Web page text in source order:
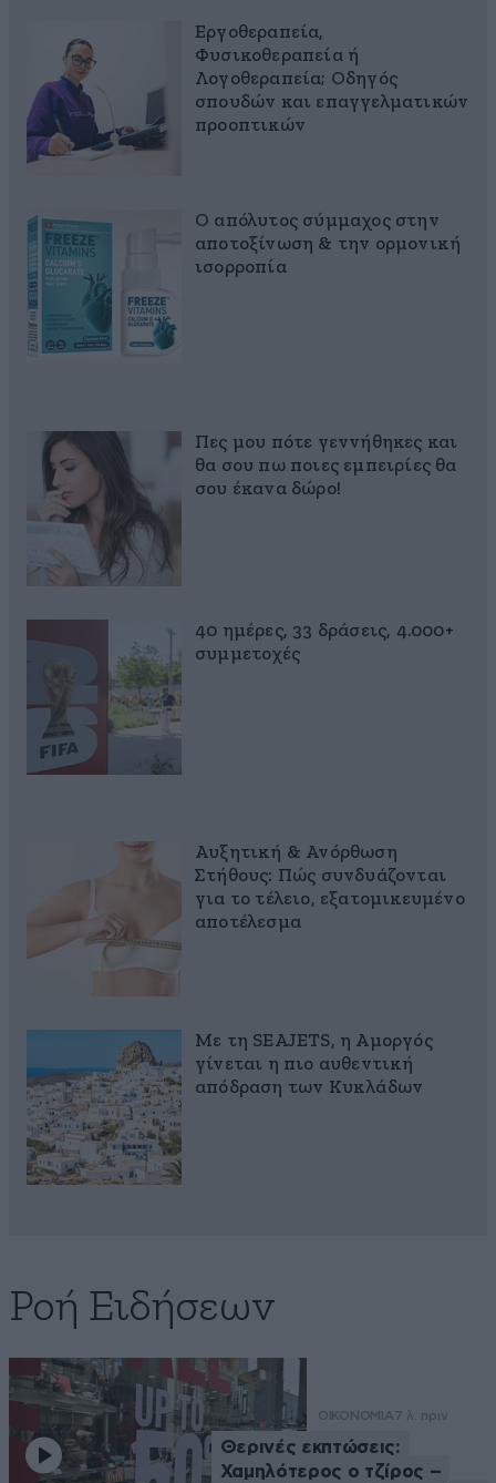
Εργοθεραπεία,
Φυσικοθεραπεία ή
Λογοθεραπεία; Οδηγός
σπουδών και επαγγελματικών
προοπτικών
Ο απόλυτος σύμμαχος στην
αποτοξίνωση & την ορμονική
ισορροπία
Πες μου πότε γεννήθηκες και
θα σου πω ποιες εμπειρίες θα
σου έκανα δώρο!
40 ημέρες, 33 δράσεις, 4.000+
συμμετοχές
Αυξητική & Ανόρθωση
Στήθους: Πώς συνδυάζονται
για το τέλειο, εξατομικευμένο
αποτέλεσμα
Με τη SEAJETS, η Αμοργός
γίνεται η πιο αυθεντική
απόδραση των Κυκλάδων
Ροή Ειδήσεων
ΟΙΚΟΝΟΜΙΑ7 λ. πριν
Θερινές εκπτώσεις:
Χαμηλότερος ο τζίρος –